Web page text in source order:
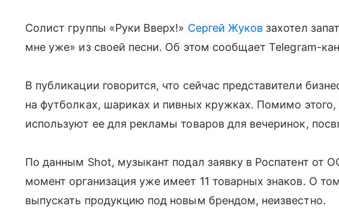
Солист группы «Руки Вверх!» Сергей Жуков захотел
мне уже» из своей песни. Об этом сообщает Telegram-
В публикации говорится, что сейчас представители
на футболках, шариках и пивных кружках. Помимо
используют ее для рекламы товаров для вечеринок,
По данным Shot, музыкант подал заявку в Роспатент от
момент организация уже имеет 11 товарных знаков. О
выпускать продукцию под новым брендом, неизвестно.